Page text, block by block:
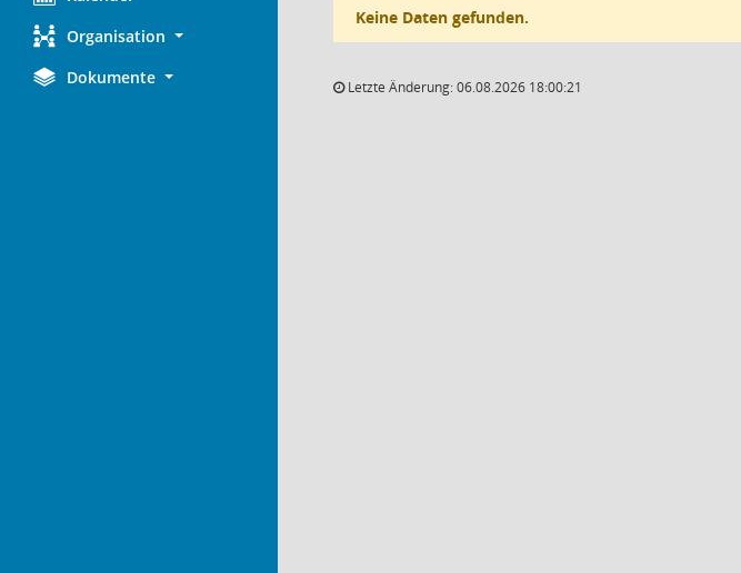
Organisation
Dokumente
Keine Daten gefunden.
Letzte Änderung: 06.08.2026 18:00:21